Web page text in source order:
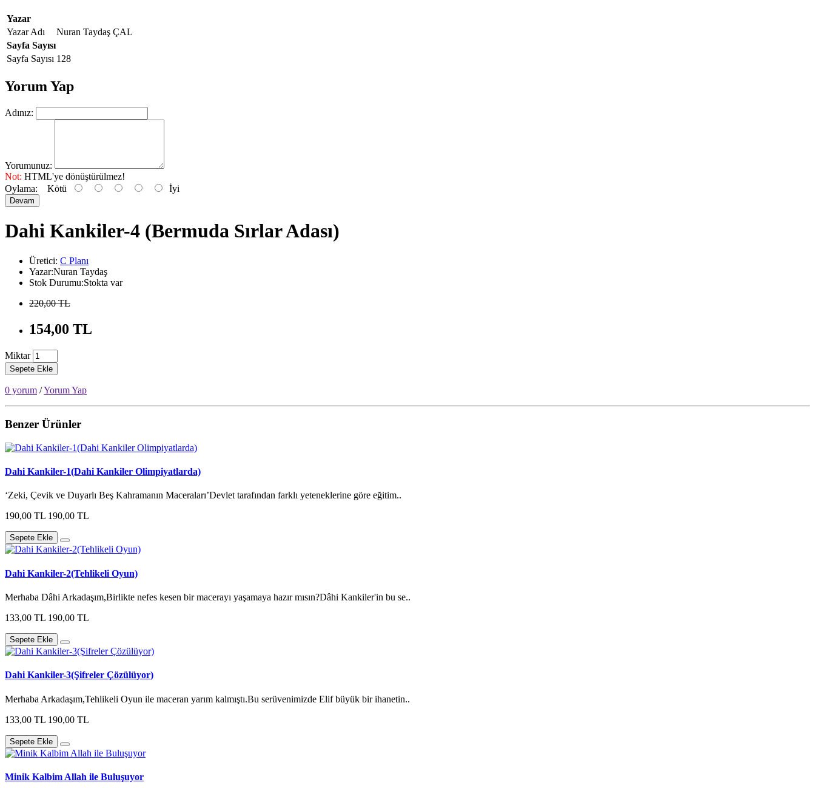
Yazar
Yazar Adı
Nuran Taydaş ÇAL
Sayfa Sayısı
Sayfa Sayısı 128
Yorum Yap
Adınız:
Yorumunuz:
Not: HTML'ye dönüştürülmez!
Oylama: Kötü İyi
Devam
Dahi Kankiler-4 (Bermuda Sırlar Adası)
Üretici: C Planı
Yazar:Nuran Taydaş
Stok Durumu:Stokta var
220,00 TL
154,00 TL
Miktar
Sepete Ekle
0 yorum /Yorum Yap
Benzer Ürünler
Dahi Kankiler-1(Dahi Kankiler Olimpiyatlarda)
‘Zeki, Çevik ve Duyarlı Beş Kahramanın Maceraları’Devlet tarafından farklı yeteneklerine göre eğitim..
190,00 TL 190,00 TL
Sepete Ekle
Dahi Kankiler-2(Tehlikeli Oyun)
Merhaba Dâhi Arkadaşım,Birlikte nefes kesen bir macerayı yaşamaya hazır mısın?Dâhi Kankiler'in bu se..
133,00 TL 190,00 TL
Sepete Ekle
Dahi Kankiler-3(Şifreler Çözülüyor)
Merhaba Arkadaşım,Tehlikeli Oyun ile maceran yarım kalmıştı.Bu serüvenimizde Elif büyük bir ihanetin..
133,00 TL 190,00 TL
Sepete Ekle
Minik Kalbim Allah ile Buluşuyor